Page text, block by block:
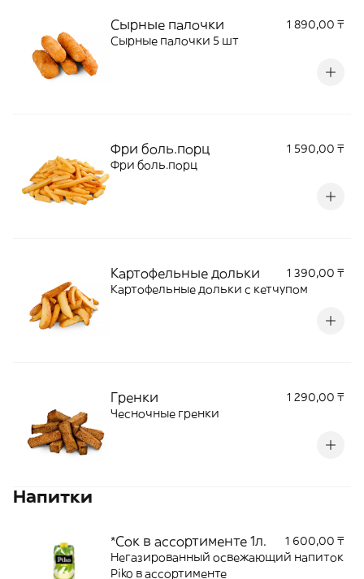
Сырные палочки
1 890,00 ₸
Сырные палочки 5 шт
Фри боль.порц
1 590,00 ₸
Фри боль.порц
Картофельные дольки
1 390,00 ₸
Картофельные дольки с кетчупом
Гренки
1 290,00 ₸
Чесночные гренки
Напитки
*Сок в ассортименте 1л.
1 600,00 ₸
Негазированный освежающий напиток
Piko в ассортименте